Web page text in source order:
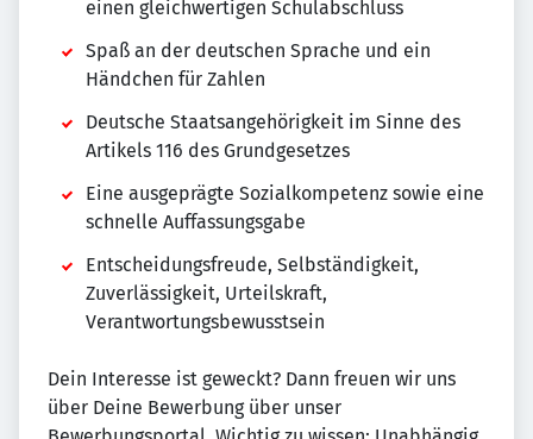
einen gleichwertigen Schulabschluss
Spaß an der deutschen Sprache und ein
Händchen für Zahlen
Deutsche Staatsangehörigkeit im Sinne des
Artikels 116 des Grundgesetzes
Eine ausgeprägte Sozialkompetenz sowie eine
schnelle Auffassungsgabe
Entscheidungsfreude, Selbständigkeit,
Zuverlässigkeit, Urteilskraft,
Verantwortungsbewusstsein
Dein Interesse ist geweckt? Dann freuen wir uns
über Deine Bewerbung über unser